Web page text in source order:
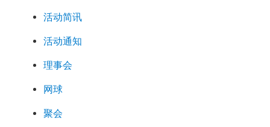
活动简讯
活动通知
理事会
网球
聚会